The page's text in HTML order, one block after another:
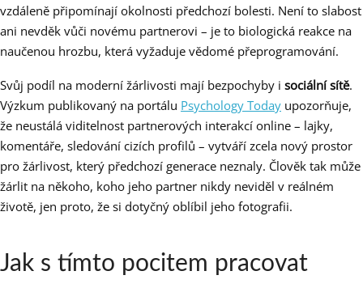
vzdáleně připomínají okolnosti předchozí bolesti. Není to slabost
ani nevděk vůči novému partnerovi – je to biologická reakce na
naučenou hrozbu, která vyžaduje vědomé přeprogramování.
Svůj podíl na moderní žárlivosti mají bezpochyby i sociální sítě.
Výzkum publikovaný na portálu Psychology Today upozorňuje,
že neustálá viditelnost partnerových interakcí online – lajky,
komentáře, sledování cizích profilů – vytváří zcela nový prostor
pro žárlivost, který předchozí generace neznaly. Člověk tak může
žárlit na někoho, koho jeho partner nikdy neviděl v reálném
životě, jen proto, že si dotyčný oblíbil jeho fotografii.
Jak s tímto pocitem pracovat